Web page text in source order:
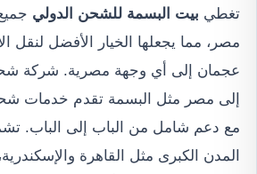
تغطي بيت البسمة للشحن الدولي
مصر، مما يجعلها الخيار الأفضل لنقل
عجمان إلى أي وجهة مصرية. شركة
إلى مصر مثل البسمة تقدم خدمات
مع دعم شامل من الباب إلى الباب.
المدن الكبرى مثل القاهرة